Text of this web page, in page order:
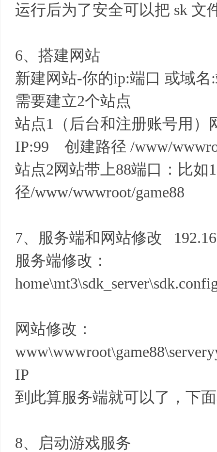
运行后为了安全可以把 sk 文
6、搭建网站
新建网站-你的ip:端口 或域名
需要建立2个站点
站点1（后台和注册账号用）
IP:99 创建路径 /www/
站点2网站带上88端口：比如
径/www/wwwroot/game88
7、服务端和网站修改
服务端修改：
网站修改：
IP
到此算服务端就可以了，下
8、启动游戏服务